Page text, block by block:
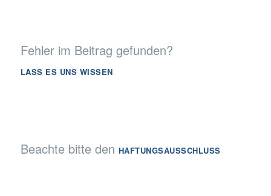
Fehler im Beitrag gefunden?
LASS ES UNS WISSEN
Beachte bitte den HAFTUNGSAUSSCHLUSS